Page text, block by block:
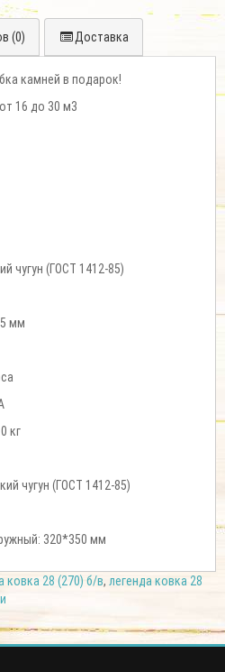
(0) Доставка
камней в подарок!
16 до 30 м3
чугун (ГОСТ 1412-85)
мм
кг
чугун (ГОСТ 1412-85)
320*350 мм
ковка 28 (270) б/в, легенда ковка 28